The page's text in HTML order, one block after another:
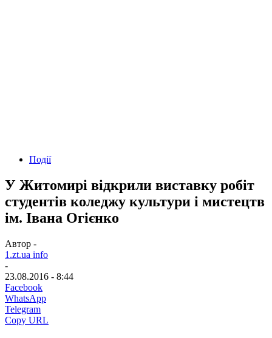
Події
У Житомирі відкрили виставку робіт
студентів коледжу культури і мистецтв
ім. Івана Огієнко
Автор -
1.zt.ua info
-
23.08.2016 - 8:44
Facebook
WhatsApp
Telegram
Copy URL